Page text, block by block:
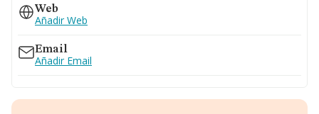
Web
Añadir Web
Email
Añadir Email